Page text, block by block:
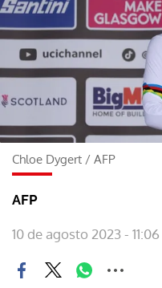
Chloe Dygert / AFP
AFP
10 de agosto 2023 - 11:06